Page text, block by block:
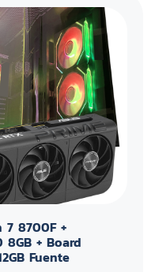
7 8700F +
8GB + Board
Fuente